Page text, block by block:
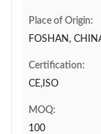
Place of Origin:
FOSHAN,
Certification:
CE,ISO
MOQ:
100